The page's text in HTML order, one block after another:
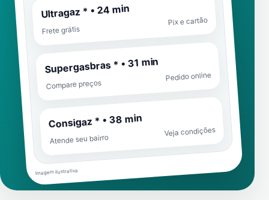
Ultragaz * • 24 min
Frete grátis
Pix e cartão
Supergasbras * • 31 min
Compare preços
Pedido online
Consigaz * • 38 min
Atende seu bairro
Veja condições
Imagem ilustrativa